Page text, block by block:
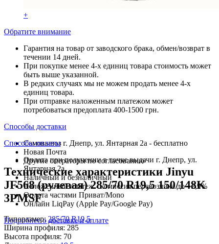
+
Обратите внимание
Гарантия на товар от заводского брака, обмен/возврат в
течении 14 дней.
При покупке менее 4-х единиц товара стоимость может
быть выше указанной.
В редких случаях мы не можем продать менее 4-х
единиц товара.
При отправке наложенным платежом может
потребоваться предоплата 400-1500 грн.
Способы доставки
Самовывоз г. Днепр, ул. Янтарная 2а - бесплатно
Новая Почта
Другие операторы по согласованию
Способы оплаты
Оплата при получении в точке выдачи г. Днепр, ул.
Янтарная 2а
Наличный и безналичный
Наложенный платеж - комиссия перевозчика до +2,9%
Оплата частями Приват/Mono
Онлайн LiqPay (Apple Pay/Google Pay)
Подробнее о доставке и оплате
Технические характеристики Jinyu
JF568 (рулевая) 285/70 R19,5 150/148K
3PMSF
Типоразмер: 285/70 R19,5
Ширина профиля: 285
Высота профиля: 70